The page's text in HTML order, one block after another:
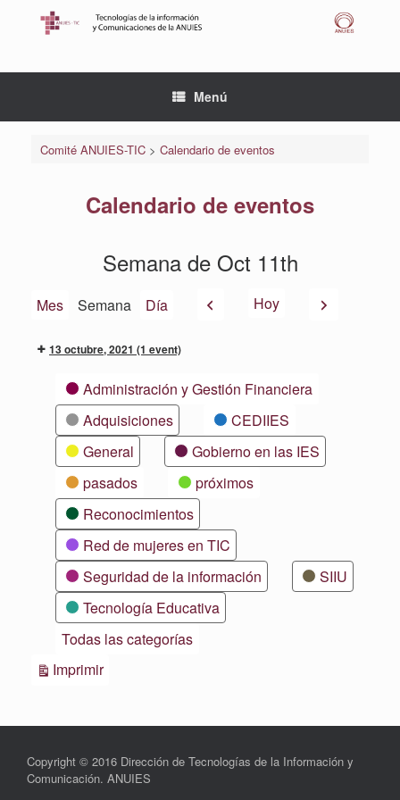
Menú
Comité ANUIES-TIC> Calendario de eventos
Calendario de eventos
Semana de Oct 11th
Mes Semana Día AnteriorHoy Siguiente
13 octubre, 2021 (1 event)
CategoríasAdministración y Gestión Financiera
Adquisiciones
CEDIIES
General
Gobierno en las IES
pasados
próximos
Reconocimientos
Red de mujeres en TIC
Seguridad de la información
SIIU
Tecnología Educativa
Todas las categorías
ImprimirVistas
Copyright © 2016 Dirección de Tecnologías de la Información y
Comunicación. ANUIES